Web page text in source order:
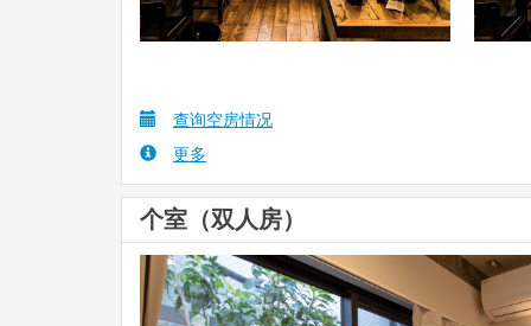
查询空房情况
更多
个室（双人房）
Previous